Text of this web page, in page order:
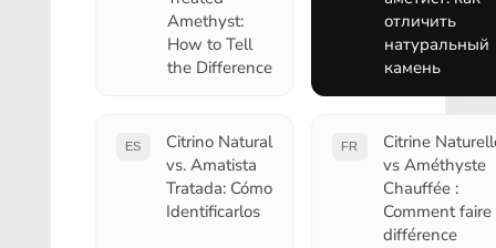
Amethyst:
How to Tell
the Difference
отличить
натуральный
камень
ES
Citrino Natural
vs. Amatista
Tratada: Cómo
Identificarlos
FR
Citrine
vs Améthyste
Chauffée :
Comment faire
différence